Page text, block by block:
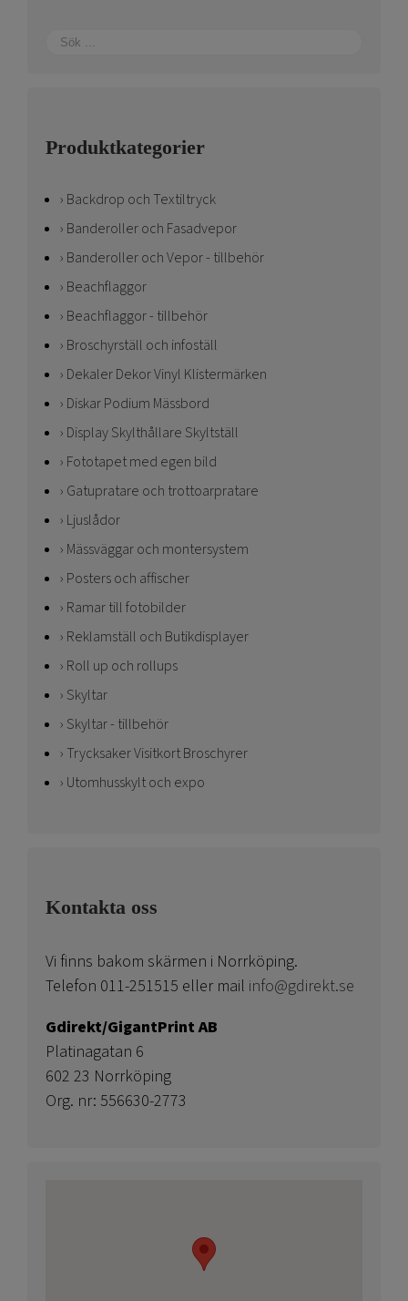
Produktkategorier
Backdrop och Textiltryck
Banderoller och Fasadvepor
Banderoller och Vepor - tillbehör
Beachflaggor
Beachflaggor - tillbehör
Broschyrställ och infoställ
Dekaler Dekor Vinyl Klistermärken
Diskar Podium Mässbord
Display Skylthållare Skyltställ
Fototapet med egen bild
Gatupratare och trottoarpratare
Ljuslådor
Mässväggar och montersystem
Posters och affischer
Ramar till fotobilder
Reklamställ och Butikdisplayer
Roll up och rollups
Skyltar
Skyltar - tillbehör
Trycksaker Visitkort Broschyrer
Utomhusskylt och expo
Kontakta oss
Vi finns bakom skärmen i Norrköping.
Telefon 011-251515 eller mail info@gdirekt.se
Gdirekt/GigantPrint AB
Platinagatan 6
602 23 Norrköping
Org. nr: 556630-2773